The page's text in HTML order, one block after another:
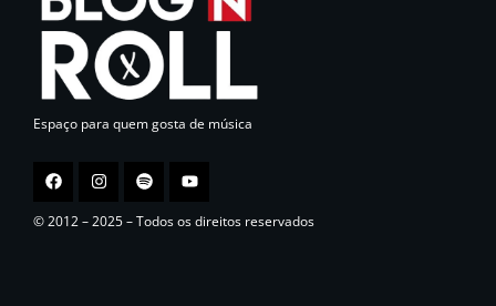
Espaço para quem gosta de música
© 2012 – 2025 – Todos os direitos reservados